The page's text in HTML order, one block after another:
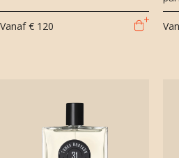
Vanaf € 120